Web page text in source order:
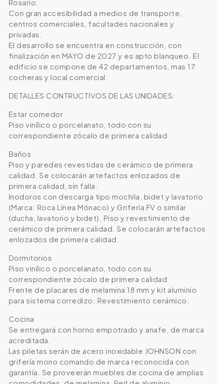
Rosario.
Con gran accesibilidad a medios de transporte,
centros comerciales, facultades nacionales y
privadas.
El desarrollo se encuentra en construcción, con
finalización en MAYO de 2027 y es apto blanqueo. El
edificio se compone de 42 departamentos, mas 17
cocheras y local comercial.
DETALLES CONTRUCTIVOS DE LAS UNIDADES:
Estar comedor
Piso vinílico o porcelanato, todo con su
correspondiente zócalo de primera calidad
Baños
Piso y paredes revestidas de cerámico de primera
calidad. Se colocarán artefactos enlozados de
primera calidad, sin falla.
Inodoros con descarga tipo mochila, bidet y lavatorio
(Marca: Roca Línea Mónaco) y Grifería FV o similar
(ducha, lavatorio y bidet). Piso y revestimiento de
cerámico de primera calidad. Se colocarán artefactos
enlozados de primera calidad.
Dormitorios
Piso vinílico o porcelanato, todo con su
correspondiente zócalo de primera calidad
Frente de placares de melamina 18 mm y kit aluminio
para sistema corredizo. Revestimiento cerámico.
Cocina
Se entregará con horno empotrado y anafe, de marca
acreditada.
Las piletas serán de acero inoxidable JOHNSON con
grifería mono comando de marca reconocida con
garantía. Se proveerán muebles de cocina de amplias